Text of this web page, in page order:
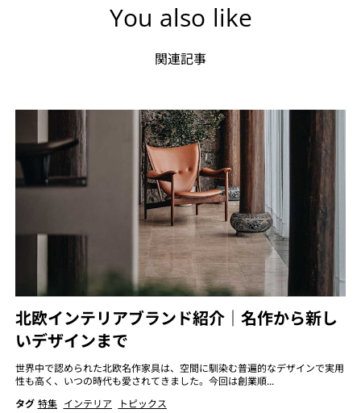
You also like
関連記事
北欧インテリアブランド紹介｜名作から新し
いデザインまで
世界中で認められた北欧名作家具は、空間に馴染む普遍的なデザインで実用
性も高く、いつの時代も愛されてきました。今回は創業順...
タグ 特集 インテリア
トピックス